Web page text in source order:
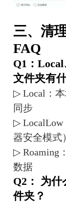
三、清
FAQ
Q1：
文件夹有
▷ Local：
同步
▷ LocalLow
器安全模式）
▷ Roaming
数据
Q2： 为
件夹？